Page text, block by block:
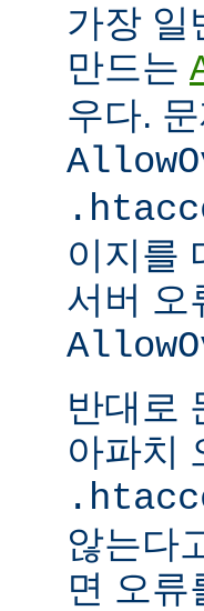
가장 일
만드는
우다.
이지를
서버 오
반대로
아파치
않는다
면 오류